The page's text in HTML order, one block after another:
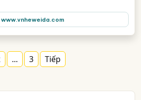
www.vnheweida.com
... 3 Tiếp